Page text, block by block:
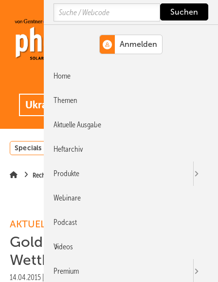
Hauptinhalt
Hauptmenü
SiteSearch
Specials Einstrahlungsatlas
Recht
AKTUELLE MELDUNGEN
Goldbeck fordert Ende der
Wettbewerbsverzerrungen
14.04.2015
Search
Home
Themen
Aktuelle Ausgabe
Heftarchiv
Produkte
Webinare
Podcast
Videos
Premium